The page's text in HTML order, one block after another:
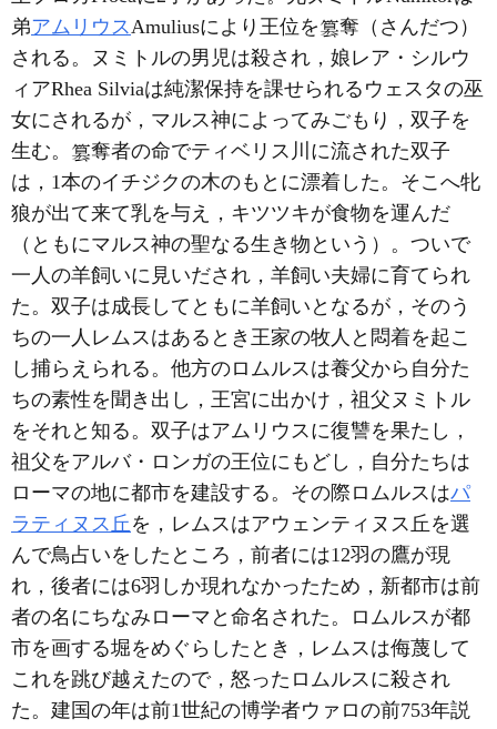
弟アムリウスAmuliusにより王位を
奪（さんだつ）
される。ヌミトルの男児は殺され，娘レア・シルウ
ィアRhea Silviaは純潔保持を課せられるウェスタの巫
女にされるが，マルス神によってみごもり，双子を
生む。
奪者の命でティベリス川に流された双子
は，1本のイチジクの木のもとに漂着した。そこへ牝
狼が出て来て乳を与え，キツツキが食物を運んだ
（ともにマルス神の聖なる生き物という）。ついで
一人の羊飼いに見いだされ，羊飼い夫婦に育てられ
た。双子は成長してともに羊飼いとなるが，そのう
ちの一人レムスはあるとき王家の牧人と悶着を起こ
し捕らえられる。他方のロムルスは養父から自分た
ちの素性を聞き出し，王宮に出かけ，祖父ヌミトル
をそれと知る。双子はアムリウスに復讐を果たし，
祖父をアルバ・ロンガの王位にもどし，自分たちは
ローマの地に都市を建設する。その際ロムルスはパ
ラティヌス丘 を，レムスはアウェンティヌス丘を選
んで鳥占いをしたところ，前者には12羽の鷹が現
れ，後者には6羽しか現れなかったため，新都市は前
者の名にちなみローマと命名された。ロムルスが都
市を画する堀をめぐらしたとき，レムスは侮蔑して
これを跳び越えたので，怒ったロムルスに殺され
た。建国の年は前1世紀の博学者ウァロの前753年説